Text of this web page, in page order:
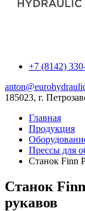
+7 (8142)
185023, г.
Главная
Продукция
Прессы для
Станок Finn
Станок
рукавов